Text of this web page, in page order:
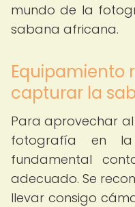
mundo de la
sabana africana.
Equipamiento
capturar la
Para aprovechar
fotografía en
fundamental
adecuado. Se
llevar consigo